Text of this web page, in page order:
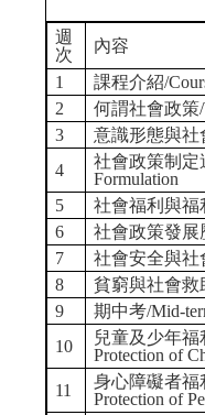
週
次
內容
1
課程介紹/
2
何謂社會政策/
3
意識形態與社
4
社會政策制定
Formulation
5
社會福利與福
6
社會政策發展
7
社會安全與社
8
貧窮與社會救
9
期中考/Mid-
10
兒童及少年福
Protection of
11
身心障礙者福
Protection of